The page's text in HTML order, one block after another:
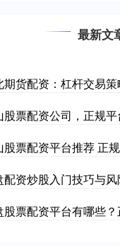
最新文
期货配资：杠杆交易
股票配资公司，正规平
股票配资平台推荐 正
配资炒股入门技巧与
股票配资平台有哪些